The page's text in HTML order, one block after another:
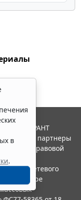
в
.
ГАРАНТ
и ее партнеры
правовой
сетевого
в сфере